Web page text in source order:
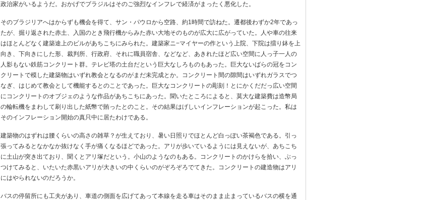
政治家がいるようだ。おかげでブラジルはそのご強烈なインフレで経済がまったく悪化した。
そのブラジリアへはからずも機会を得て、サン・パウロから空路、約1時間で訪ねた。遷都後わずか2年であっ
たが、掘り返された赤土、入国のとき飛行機からみた赤い大地そのものが広大に広がっていた。人や車の往来
はほとんどなく建築途上のビルがあちこちにみられた。建築家ニ−マイヤーの作という上院、下院は擂り鉢を上
向き、下向きにした形、裁判所、行政府、それに職員宿舎、などなど、あきれたほど広い空間に人っ子一人の
人影もない鉄筋コンクリート群。テレビ塔の土台だという巨大なしろものもあった。巨大ないばらの冠をコン
クリートで模した建築物はいずれ教会となるのがまだ未完成とか。コンクリート間の隙間はいずれガラスでつ
なぎ、はじめて教会として機能するとのことであった。巨大なコンクリートの彫刻！とにかくだだっ広い空間
にコンクリートのオブジェのような作品があちこちにあった。聞いたところによると、莫大な建築費は造幣局
の輪転機をまわして刷り出した紙幣で賄ったとのこと。その結果はげしいインフレーションが起こった。私は
そのインフレーション開始の真只中に居たわけである。
建築物のはずれは腰くらいの高さの雑草？が生えており、暑い日照りでほとんど白っぽい茶褐色である。引っ
張ってみるとなかなか抜けなく手が痛くなるほどであった。アリが歩いているようには見えないが、あちこち
に土山が突き出ており、聞くとアリ塚だという。小山のようなのもある。コンクリートのかけらを拾い、ぶっ
つけてみると、いたいた赤黒いアリが大きいの中くらいのがぞろぞろでてきた。コンクリートの建造物はアリ
にはやられないのだろうか。
バスの停留所にも工夫があり、車道の側面を広げてあって本線を走る車はそのまま止まっているバスの横を通